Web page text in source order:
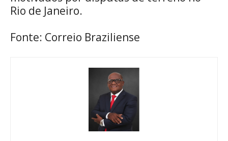
Rio de Janeiro.
Fonte: Correio Braziliense